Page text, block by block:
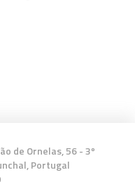
de Ornelas, 56 - 3º
Portugal